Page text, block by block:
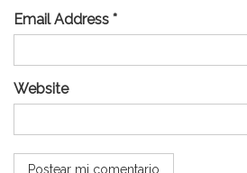
Email Address *
Website